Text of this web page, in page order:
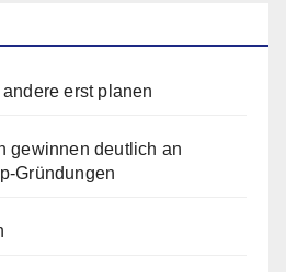
erst planen
gewinnen deutlich an
Gründungen